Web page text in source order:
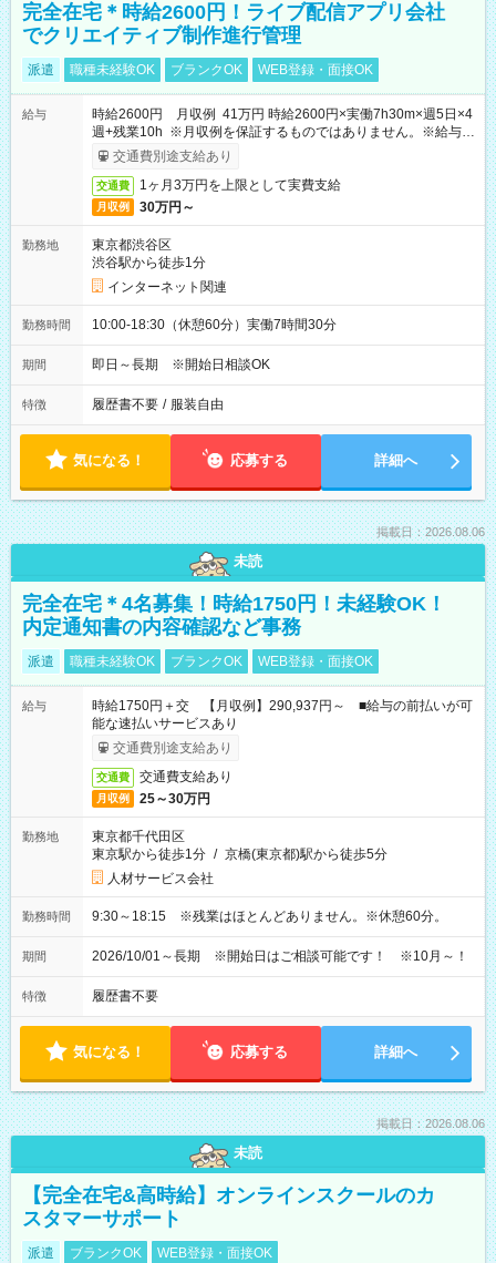
完全在宅＊時給2600円！ライブ配信アプリ会社
でクリエイティブ制作進行管理
派遣 職種未経験OK ブランクOK WEB登録・面接OK
給与
時給2600円 月収例 41万円 時給2600円×実働7h30m×週5日×4
週+残業10h ※月収例を保証するものではありません。※給与即
受取りサービス利用可（利用条件有）
交通費別途支給あり
交通費 1ヶ月3万円を上限として実費支給
月収例 30万円～
勤務地
東京都渋谷区
渋谷駅から徒歩1分
インターネット関連
勤務時間 10:00-18:30（休憩60分）実働7時間30分
期間 即日～長期 ※開始日相談OK
特徴 履歴書不要 / 服装自由
気になる！ 応募する 詳細へ
掲載日：2026.08.06
未読
完全在宅＊4名募集！時給1750円！未経験OK！
内定通知書の内容確認など事務
派遣 職種未経験OK ブランクOK WEB登録・面接OK
給与
時給1750円＋交 【月収例】290,937円～ ■給与の前払いが可
能な速払いサービスあり
交通費別途支給あり
交通費 交通費支給あり
月収例 25～30万円
勤務地
東京都千代田区
東京駅から徒歩1分 / 京橋(東京都)駅から徒歩5分
人材サービス会社
勤務時間 9:30～18:15 ※残業はほとんどありません。※休憩60分。
期間 2026/10/01～長期 ※開始日はご相談可能です！ ※10月～！
特徴 履歴書不要
気になる！ 応募する 詳細へ
掲載日：2026.08.06
未読
【完全在宅&高時給】オンラインスクールのカ
スタマーサポート
派遣 ブランクOK WEB登録・面接OK